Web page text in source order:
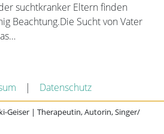
suchtkranker Eltern finden
Beachtung.Die Sucht von Vater
| Datenschutz
Geiser | Therapeutin, Autorin, Singer/